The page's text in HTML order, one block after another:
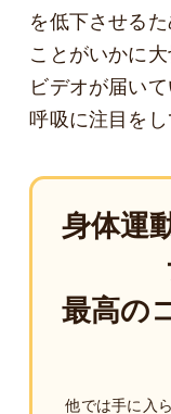
を低下させる
ことがいかに
ビデオが届い
呼吸に注目をし
身体運
最高の
他では手に入